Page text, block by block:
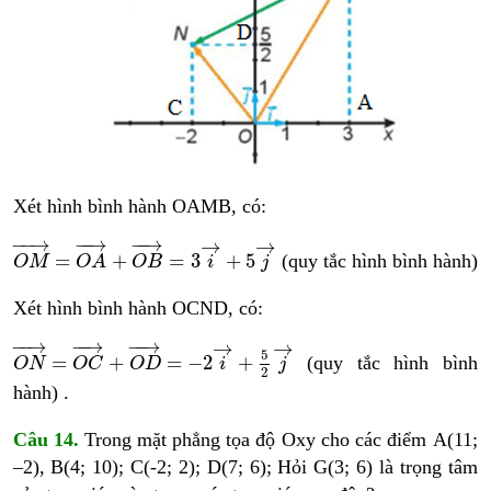
Xét hình bình hành OAMB, có:
−
−→
OM =
−
−→
OA +
−
−→
OB = 3
→
i + 5
→
j
M→ A OB 3i j→
(quy tắc hình bình hành)
Xét hình bình hành OCND, có:
−
−→
ON =
−
−→
OC +
−
−→
OD = −2
→
i + 5
2
→
j
N→ C D i j
(quy tắc hình bình
hành) .
Câu 14. Trong mặt phẳng tọa độ Oxy cho các điểm A(11;
–2), B(4; 10); C(-2; 2); D(7; 6); Hỏi G(3; 6) là trọng tâm